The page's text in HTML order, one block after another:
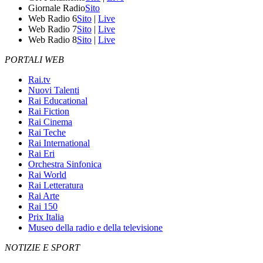
Giornale RadioSito
Web Radio 6Sito | Live
Web Radio 7Sito | Live
Web Radio 8Sito | Live
PORTALI WEB
Rai.tv
Nuovi Talenti
Rai Educational
Rai Fiction
Rai Cinema
Rai Teche
Rai International
Rai Eri
Orchestra Sinfonica
Rai World
Rai Letteratura
Rai Arte
Rai 150
Prix Italia
Museo della radio e della televisione
NOTIZIE E SPORT